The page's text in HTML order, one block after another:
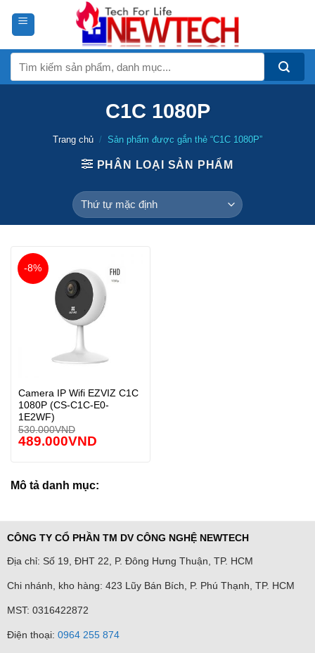
kiếm:
C1C 1080P
Trang chủ / Sản phẩm được gắn thẻ “C1C 1080P”
PHÂN LOẠI SẢN PHẨM
-8%
Camera IP Wifi EZVIZ C1C
1080P (CS-C1C-E0-
1E2WF)
530.000VND
489.000VND
Mô tả danh mục:
CÔNG TY CỔ PHẦN TM DV CÔNG NGHỆ NEWTECH
Địa chỉ: Số 19, ĐHT 22, P. Đông Hưng Thuận, TP. HCM
Chi nhánh, kho hàng: 423 Lũy Bán Bích, P. Phú Thạnh, TP. HCM
MST: 0316422872
Điện thoại: 0964 255 874